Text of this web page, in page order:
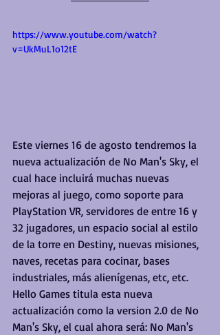
https://www.youtube.com/watch?
v=UkMuL1o12tE
Este viernes 16 de agosto tendremos la
nueva actualización de No Man's Sky, el
cual hace incluirá muchas nuevas
mejoras al juego, como soporte para
PlayStation VR, servidores de entre 16 y
32 jugadores, un espacio social al estilo
de la torre en Destiny, nuevas misiones,
naves, recetas para cocinar, bases
industriales, más alienígenas, etc, etc.
Hello Games titula esta nueva
actualización como la version 2.0 de No
Man's Sky, el cual ahora será: No Man's